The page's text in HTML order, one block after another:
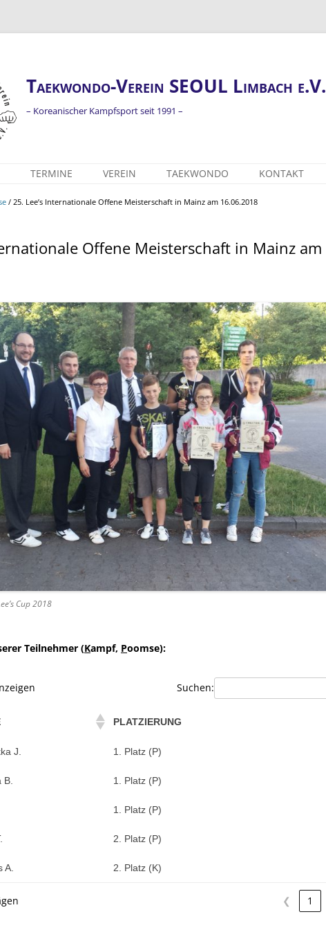
Taekwondo-Verein SEOUL Limbach e.V.
– Koreanischer Kampfsport seit 1991 –
2023-2025
2013-2017
TERMINE
VEREIN
TAEKWONDO
FACHBEGRIFFE
KONTAKT
/ 25. Lee’s Internationale Offene Meisterschaft in Mainz am 16.06.2018
Offene Meisterschaft in Mainz am
Cup 2018
Teilnehmer (Kampf, Poomse):
Suchen:
PLATZIERUNG
J. 1. Platz (P)
B. 1. Platz (P)
1. Platz (P)
2. Platz (P)
A. 2. Platz (K)
❮ 1